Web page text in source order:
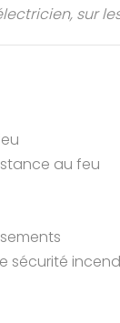
sur
au feu
sécurité